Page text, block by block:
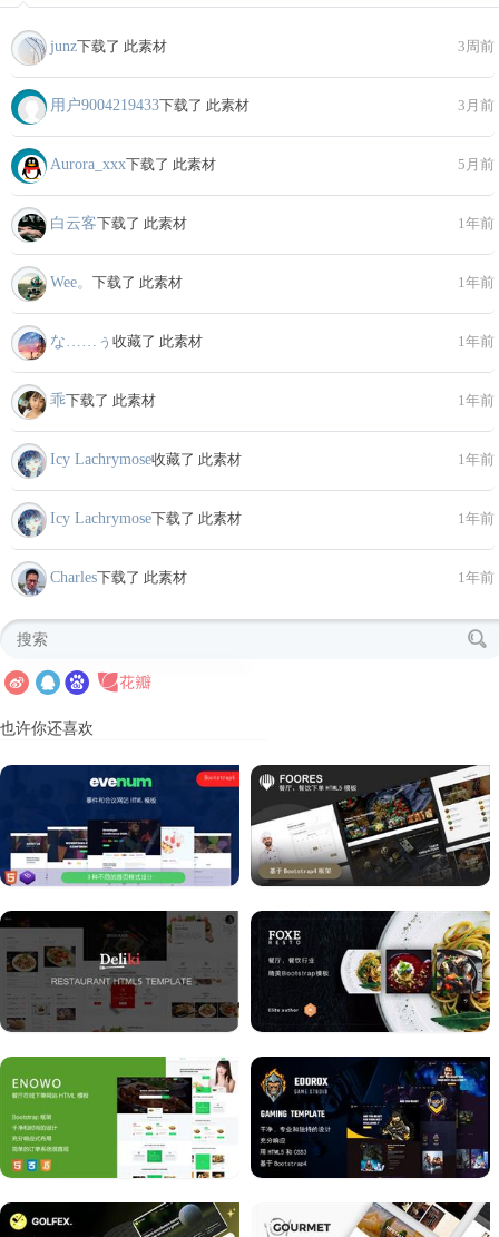
junz下载了 此素材 3周前
用户9004219433下载了 此素材 3月前
Aurora_xxx下载了 此素材 5月前
白云客下载了 此素材 1年前
Wee。 下载了 此素材 1年前
な……ぅ 收藏了 此素材 1年前
乖下载了 此素材 1年前
Icy Lachrymose收藏了 此素材 1年前
Icy Lachrymose下载了 此素材 1年前
Charles下载了 此素材 1年前
也许你还喜欢